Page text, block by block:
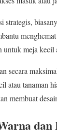
strategis,
untuk meja kecil
secara
atau tanaman
membuat
dan